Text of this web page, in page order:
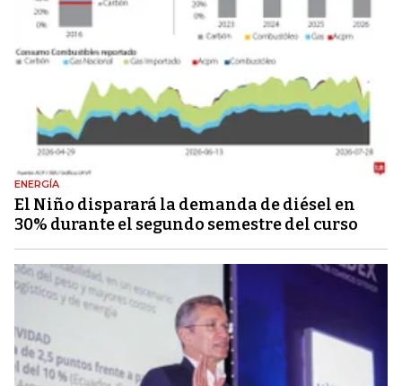
ENERGÍA
El Niño disparará la demanda de diésel en
30% durante el segundo semestre del curso